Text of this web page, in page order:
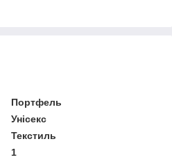
Портфель
Унісекс
Текстиль
1